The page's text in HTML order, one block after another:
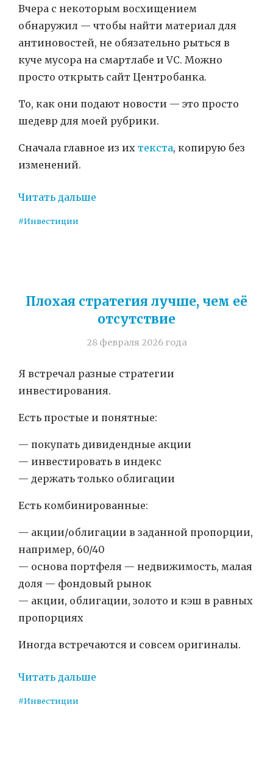
Вчера с некоторым восхищением
обнаружил — чтобы найти материал для
антиновостей, не обязательно рыться в
куче мусора на смартлабе и VC. Можно
просто открыть сайт Центробанка.
То, как они подают новости — это просто
шедевр для моей рубрики.
Сначала главное из их текста, копирую без
изменений.
Читать дальше
#Инвестиции
Плохая стратегия лучше, чем её
отсутствие
28 февраля 2026 года
Я встречал разные стратегии
инвестирования.
Есть простые и понятные:
— покупать дивидендные акции
— инвестировать в индекс
— держать только облигации
Есть комбинированные:
— акции/облигации в заданной пропорции,
например, 60/40
— основа портфеля — недвижимость, малая
доля — фондовый рынок
— акции, облигации, золото и кэш в равных
пропорциях
Иногда встречаются и совсем оригиналы.
Читать дальше
#Инвестиции